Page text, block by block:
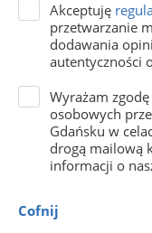
Akceptuję
przetwarzanie
dodawania
autentyczności
Wyrażam
osobowych
Gdańsku w
drogą mailową
informacji o
Cofnij